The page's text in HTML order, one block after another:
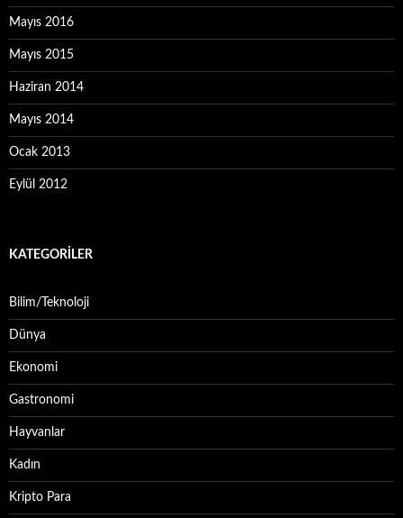
Mayıs 2016
Mayıs 2015
Haziran 2014
Mayıs 2014
Ocak 2013
Eylül 2012
KATEGORILER
Bilim/Teknoloji
Dünya
Ekonomi
Gastronomi
Hayvanlar
Kadın
Kripto Para